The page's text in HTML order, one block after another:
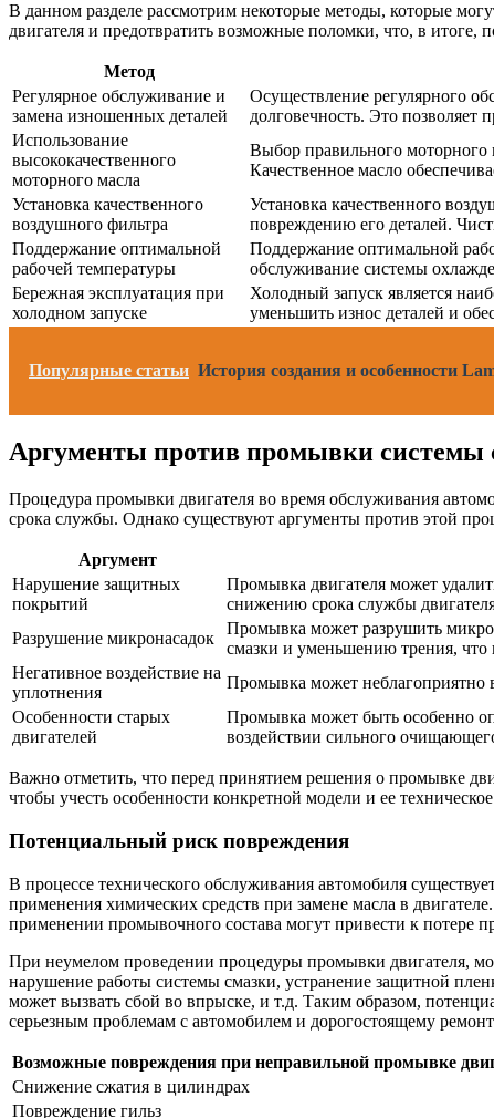
В данном разделе рассмотрим некоторые методы, которые
двигателя и предотвратить возможные поломки, что, в итоге,
Метод
Регулярное обслуживание и
замена изношенных деталей
Осуществление регулярного
долговечность. Это позволяет
Использование
высококачественного
моторного масла
Выбор правильного моторного
Качественное масло
Установка качественного
воздушного фильтра
Установка качественного
повреждению его деталей.
Поддержание оптимальной
рабочей температуры
Поддержание оптимальной
обслуживание системы
Бережная эксплуатация при
холодном запуске
Холодный запуск является
уменьшить износ деталей и
Популярные статьи История создания и особенности
Аргументы против промывки системы
Процедура промывки двигателя во время обслуживания
срока службы. Однако существуют аргументы против этой
Аргумент
Нарушение защитных
покрытий
Промывка двигателя может
снижению срока службы
Разрушение микронасадок
Промывка может разрушить
смазки и уменьшению трения, что
Негативное воздействие на
уплотнения
Промывка может неблагоприятно
Особенности старых
двигателей
Промывка может быть особенно
воздействии сильного
Важно отметить, что перед принятием решения о промывке
чтобы учесть особенности конкретной модели и ее
Потенциальный риск повреждения
В процессе технического обслуживания автомобиля
применения химических средств при замене масла в
применении промывочного состава могут привести к потере
При неумелом проведении процедуры промывки двигателя,
нарушение работы системы смазки, устранение защитной
может вызвать сбой во впрыске, и т.д. Таким образом,
серьезным проблемам с автомобилем и дорогостоящему
Возможные повреждения при неправильной промывке
Снижение сжатия в цилиндрах
Повреждение гильз